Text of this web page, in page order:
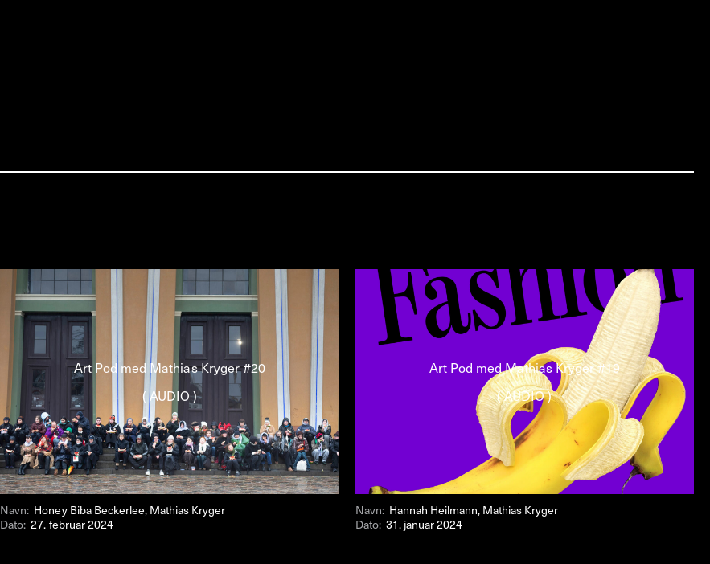
Art Pod med Mathias Kryger #20
( AUDIO )
Navn: Honey Biba Beckerlee, Mathias Kryger
Dato:27. februar 2024
Art Pod med Mathias Kryger #19
( AUDIO )
Navn: Hannah Heilmann, Mathias Kryger
Dato: 31. januar 2024